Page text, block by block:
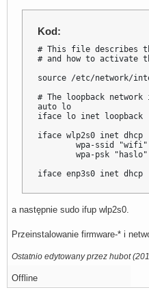
Kod:
# This file describes
# and how to activate
source /etc/network/
# The loopback
auto lo
iface lo inet loopback
iface wlp2s0 inet dhcp
        wpa-ssid "wifi"
        wpa-psk "haslo"
iface enp3s0 inet dhcp
a następnie sudo ifup wlp2s0.
Przeinstalowanie firmware-* i
Ostatnio edytowany przez hubot
Offline